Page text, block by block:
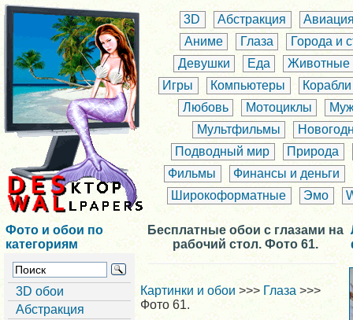
3D Абстракция
Аниме
Глаза
Города и
Девушки
Еда
Животные
Игры
Компьютеры
Корабли
Любовь
Мотоциклы
Мультфильмы
Подводный мир
Природа
Фильмы
Финансы и деньги
Широкоформатные
Эмо
Фото и обои по
категориям
3D обои
Абстракция
Бесплатные обои с глазами на
рабочий стол. Фото 61.
Картинки и обои >>> Глаза>>>
Фото 61.